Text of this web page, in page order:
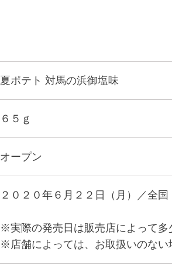
夏ポテト 対馬の浜御塩味
６５ｇ
オープン
２０２０年６月２２日（月）／全国
※実際の発売日は販売店によって多
※店舗によっては、お取扱いのない